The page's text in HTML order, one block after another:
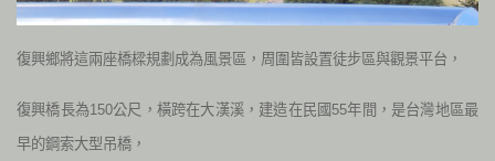
復興鄉將這兩座橋樑規劃成為風景區，周圍皆設置徒步區與觀景平台，
復興橋長為150公尺，橫跨在大漢溪，建造在民國55年間，是台灣地區最
早的鋼索大型吊橋，